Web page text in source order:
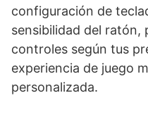
configuración de
sensibilidad del ratón,
controles según tus
experiencia de juego
personalizada.